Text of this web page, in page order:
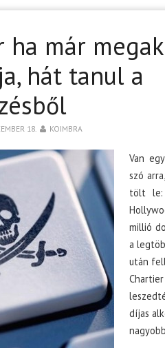
ha már
hát tanul a
18. KOIMBRA
Van
szó
tölt le:
millió
a
után
díjas